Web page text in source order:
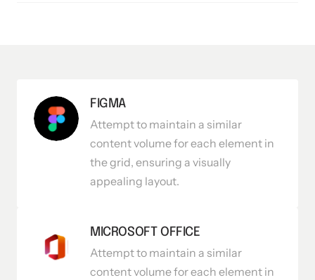
FIGMA
Attempt to maintain a similar
content volume for each element in
the grid, ensuring a visually
appealing layout.
MICROSOFT OFFICE
Attempt to maintain a similar
content volume for each element in